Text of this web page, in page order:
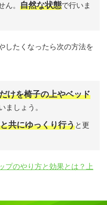
ん。 自然な状態で行いま
したくなったら次の方法を
けを椅子の上やベッド
ましょう。
共にゆっくり行うと更
プのやり方と効果とは？上